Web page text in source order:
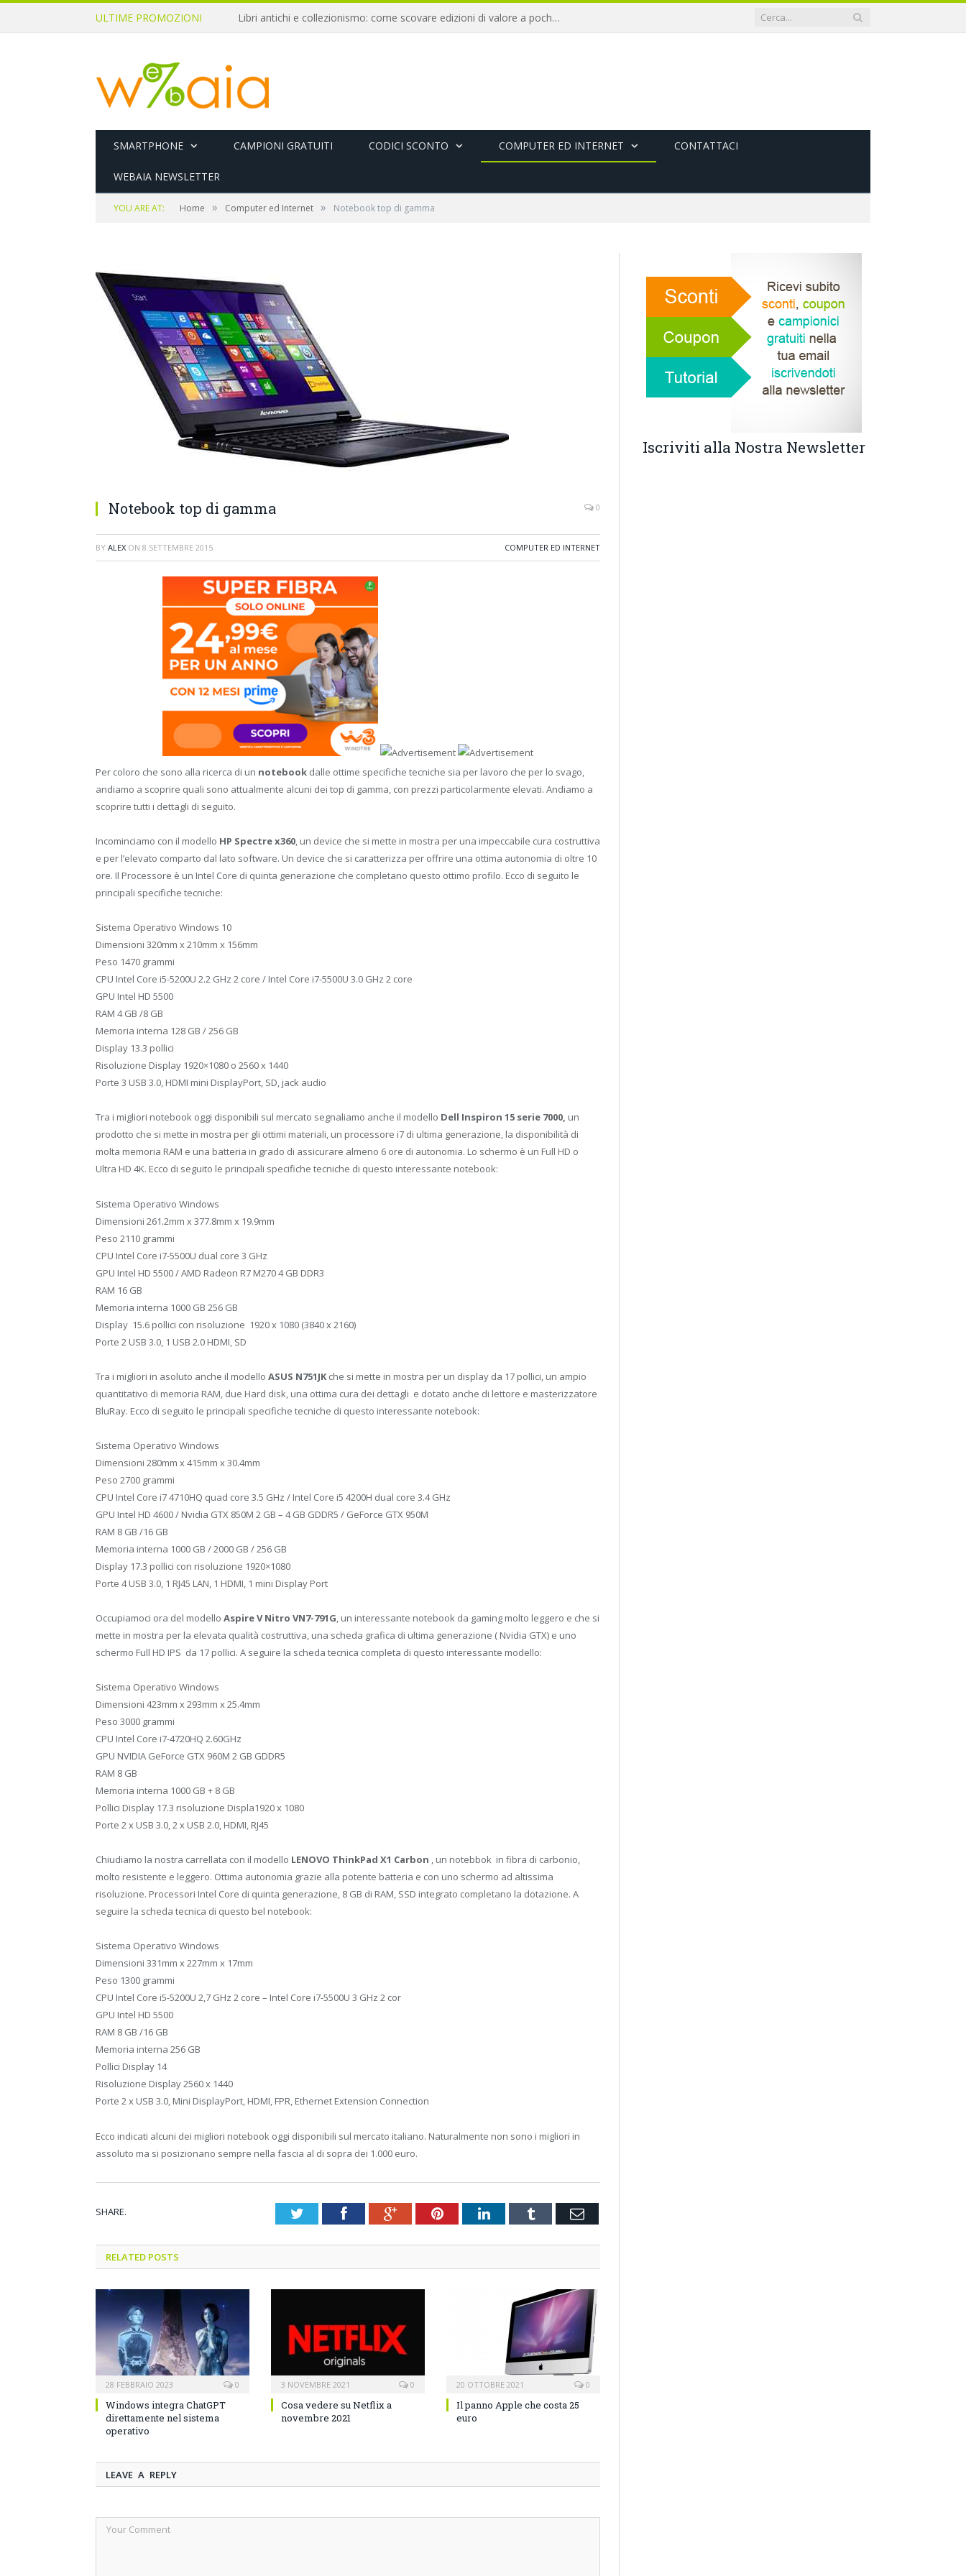
ULTIME PROMOZIONI Libri antichi e collezionismo: come scovare edizioni di valore a pochi euro
SMARTPHONE CAMPIONI GRATUITI CODICI SCONTO COMPUTER ED INTERNET CONTATTACI
WEBAIA NEWSLETTER
YOU ARE AT: Home » Computer ed Internet » Notebook top di gamma
Notebook top di gamma 0
BY ALEX ON 8 SETTEMBRE 2015 COMPUTER ED INTERNET
Per coloro che sono alla ricerca di un notebook dalle ottime specifiche tecniche sia per lavoro che per lo svago,
andiamo a scoprire quali sono attualmente alcuni dei top di gamma, con prezzi particolarmente elevati. Andiamo a
scoprire tutti i dettagli di seguito.
Incominciamo con il modello HP Spectre x360, un device che si mette in mostra per una impeccabile cura costruttiva
e per l’elevato comparto dal lato software. Un device che si caratterizza per offrire una ottima autonomia di oltre 10
ore. Il Processore è un Intel Core di quinta generazione che completano questo ottimo profilo. Ecco di seguito le
principali specifiche tecniche:
Sistema Operativo Windows 10
Dimensioni 320mm x 210mm x 156mm
Peso 1470 grammi
CPU Intel Core i5-5200U 2.2 GHz 2 core / Intel Core i7-5500U 3.0 GHz 2 core
GPU Intel HD 5500
RAM 4 GB /8 GB
Memoria interna 128 GB / 256 GB
Display 13.3 pollici
Risoluzione Display 1920×1080 o 2560 x 1440
Porte 3 USB 3.0, HDMI mini DisplayPort, SD, jack audio
Tra i migliori notebook oggi disponibili sul mercato segnaliamo anche il modello Dell Inspiron 15 serie 7000, un
prodotto che si mette in mostra per gli ottimi materiali, un processore i7 di ultima generazione, la disponibilità di
molta memoria RAM e una batteria in grado di assicurare almeno 6 ore di autonomia. Lo schermo è un Full HD o
Ultra HD 4K. Ecco di seguito le principali specifiche tecniche di questo interessante notebook:
Sistema Operativo Windows
Dimensioni 261.2mm x 377.8mm x 19.9mm
Peso 2110 grammi
CPU Intel Core i7-5500U dual core 3 GHz
GPU Intel HD 5500 / AMD Radeon R7 M270 4 GB DDR3
RAM 16 GB
Memoria interna 1000 GB 256 GB
Display 15.6 pollici con risoluzione 1920 x 1080 (3840 x 2160)
Porte 2 USB 3.0, 1 USB 2.0 HDMI, SD
Tra i migliori in asoluto anche il modello ASUS N751JKche si mette in mostra per un display da 17 pollici, un ampio
quantitativo di memoria RAM, due Hard disk, una ottima cura dei dettagli e dotato anche di lettore e masterizzatore
BluRay. Ecco di seguito le principali specifiche tecniche di questo interessante notebook:
Sistema Operativo Windows
Dimensioni 280mm x 415mm x 30.4mm
Peso 2700 grammi
CPU Intel Core i7 4710HQ quad core 3.5 GHz / Intel Core i5 4200H dual core 3.4 GHz
GPU Intel HD 4600 / Nvidia GTX 850M 2 GB – 4 GB GDDR5 / GeForce GTX 950M
RAM 8 GB /16 GB
Memoria interna 1000 GB / 2000 GB / 256 GB
Display 17.3 pollici con risoluzione 1920×1080
Porte 4 USB 3.0, 1 RJ45 LAN, 1 HDMI, 1 mini Display Port
Occupiamoci ora del modello Aspire V Nitro VN7-791G, un interessante notebook da gaming molto leggero e che si
mette in mostra per la elevata qualità costruttiva, una scheda grafica di ultima generazione ( Nvidia GTX) e uno
schermo Full HD IPS da 17 pollici. A seguire la scheda tecnica completa di questo interessante modello:
Sistema Operativo Windows
Dimensioni 423mm x 293mm x 25.4mm
Peso 3000 grammi
CPU Intel Core i7-4720HQ 2.60GHz
GPU NVIDIA GeForce GTX 960M 2 GB GDDR5
RAM 8 GB
Memoria interna 1000 GB + 8 GB
Pollici Display 17.3 risoluzione Displa1920 x 1080
Porte 2 x USB 3.0, 2 x USB 2.0, HDMI, RJ45
Chiudiamo la nostra carrellata con il modello LENOVO ThinkPad X1 Carbon , un notebbok in fibra di carbonio,
molto resistente e leggero. Ottima autonomia grazie alla potente batteria e con uno schermo ad altissima
risoluzione. Processori Intel Core di quinta generazione, 8 GB di RAM, SSD integrato completano la dotazione. A
seguire la scheda tecnica di questo bel notebook:
Sistema Operativo Windows
Dimensioni 331mm x 227mm x 17mm
Peso 1300 grammi
CPU Intel Core i5-5200U 2,7 GHz 2 core – Intel Core i7-5500U 3 GHz 2 cor
GPU Intel HD 5500
RAM 8 GB /16 GB
Memoria interna 256 GB
Pollici Display 14
Risoluzione Display 2560 x 1440
Porte 2 x USB 3.0, Mini DisplayPort, HDMI, FPR, Ethernet Extension Connection
Ecco indicati alcuni dei migliori notebook oggi disponibili sul mercato italiano. Naturalmente non sono i migliori in
assoluto ma si posizionano sempre nella fascia al di sopra dei 1.000 euro.
SHARE. TwitterFacebookGoogle+PinterestLinkedInTumblr Email
RELATED POSTS
28 FEBBRAIO 2023 0
Windows integra ChatGPT
direttamente nel sistema
operativo
3 NOVEMBRE 2021 0
Cosa vedere su Netflix a
novembre 2021
20 OTTOBRE 2021 0
Il panno Apple che costa 25
euro
LEAVE A REPLY
Iscriviti alla Nostra Newsletter